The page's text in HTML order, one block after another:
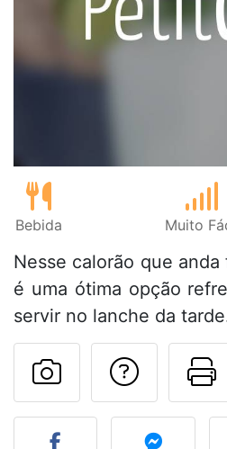
Bebida Muito
Nesse calorão que
é uma ótima opção
servir no lanche da
Fez esta